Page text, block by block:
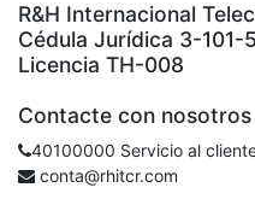
R&H Internacional
Cédula Jurídica 3-101-
Licencia TH-008
Contacte con nosotros
40100000 Servicio al
conta@rhitcr.com